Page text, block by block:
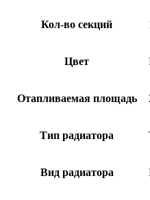
Кол-во секций
Цвет
Отапливаемая площадь
Тип радиатора
Вид радиатора